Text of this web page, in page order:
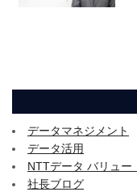
データマネジメント
データ活用
NTTデータ バリュー
社長ブログ